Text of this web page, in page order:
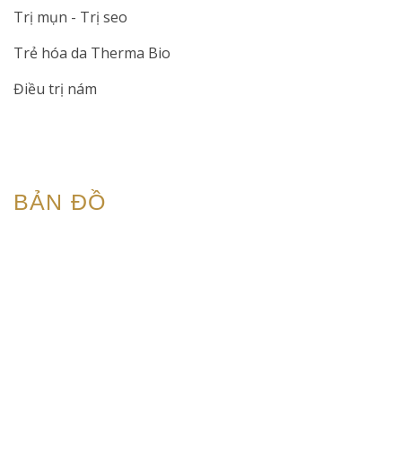
Trị mụn - Trị seo
Trẻ hóa da Therma Bio
Điều trị nám
BẢN ĐỒ